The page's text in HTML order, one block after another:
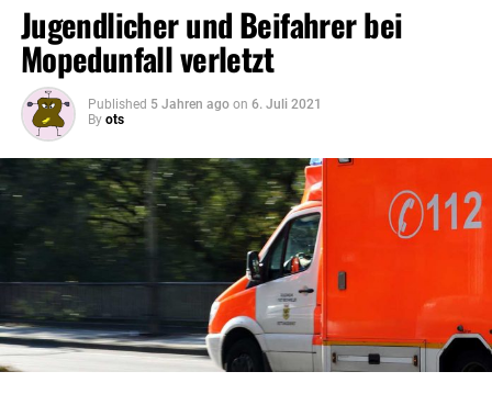
Jugendlicher und Beifahrer bei
Mopedunfall verletzt
Published 5 Jahren ago on 6. Juli 2021
By ots